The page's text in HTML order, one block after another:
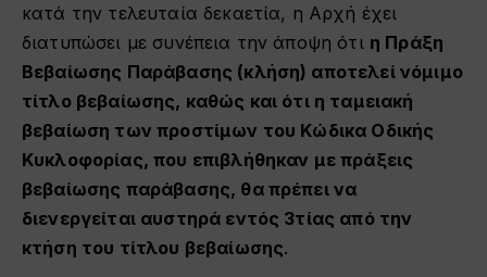
κατά την τελευταία δεκαετία, η Αρχή έχει
διατυπώσει με συνέπεια την άποψη ότι η Πράξη
Βεβαίωσης Παράβασης (κλήση) αποτελεί νόμιμο
τίτλο βεβαίωσης, καθώς και ότι η ταμειακή
βεβαίωση των προστίμων του Κώδικα Οδικής
Κυκλοφορίας, που επιβλήθηκαν με πράξεις
βεβαίωσης παράβασης, θα πρέπει να
διενεργείται αυστηρά εντός 3τίας από την
κτήση του τίτλου βεβαίωσης.